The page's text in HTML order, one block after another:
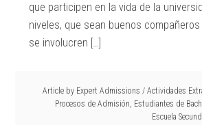
que participen en la vida de la
niveles, que sean buenos
se involucren […]
Article by Expert Admissions / Actividades
Procesos de Admisión, Estudiantes de
Escuela